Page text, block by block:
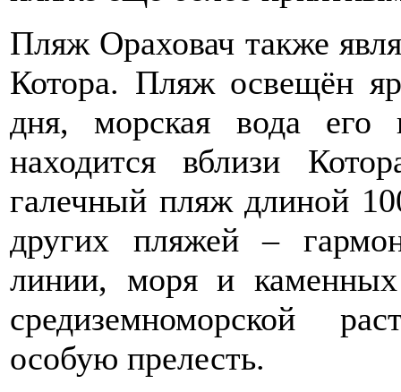
Пляж Ораховач также
Котора. Пляж освещён
дня, морская вода его
находится вблизи
галечный пляж длиной
других пляжей –
линии, моря и
средиземноморской
особую прелесть.